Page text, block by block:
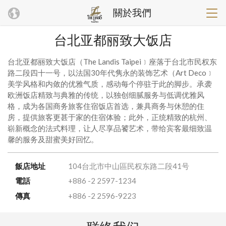
關於我們
台北亚都丽致大饭店
台北亚都丽致大饭店（The Landis Taipei﹞座落于台北市民权东
路二段四十一号，以法国30年代隽永的装饰艺术（Art Deco﹞
美学风格和内敛的优雅气质，感动每个停驻于此的脚步。承袭
欧洲饭店精致与典雅的传统，以独创细腻服务与低调优雅风
格，成为各国商务旅客住宿饭店首选，兼具商务与休憩的住
房，提供旅客更甚于家的住宿体验；此外，正统精致的杭州、
崭新概念的法式料理，让人尽享品饕艺术，带给宾客最细致温
馨的服务及甜蜜美好回忆。
飯店地址
104台北市中山區民权东路二段41号
電話
+886 -2 2597-1234
傳真
+886 -2 2596-9223